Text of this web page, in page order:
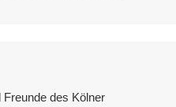
Freunde des Kölner